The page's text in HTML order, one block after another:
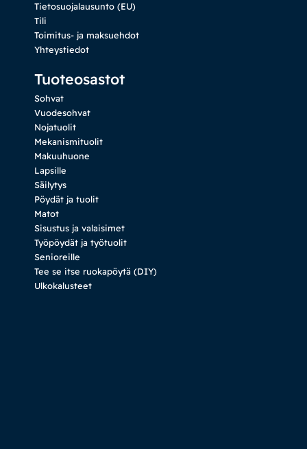
Tietosuojalausunto (EU)
Tili
Toimitus- ja maksuehdot
Yhteystiedot
Tuoteosastot
Sohvat
Vuodesohvat
Nojatuolit
Mekanismituolit
Makuuhuone
Lapsille
Säilytys
Pöydät ja tuolit
Matot
Sisustus ja valaisimet
Työpöydät ja työtuolit
Senioreille
Tee se itse ruokapöytä (DIY)
Ulkokalusteet